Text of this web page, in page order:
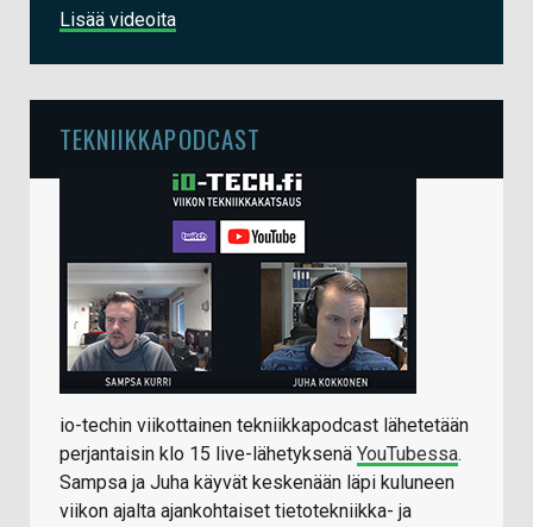
Lisää videoita
TEKNIIKKAPODCAST
io-techin viikottainen tekniikkapodcast lähetetään
perjantaisin klo 15 live-lähetyksenä YouTubessa.
Sampsa ja Juha käyvät keskenään läpi kuluneen
viikon ajalta ajankohtaiset tietotekniikka- ja